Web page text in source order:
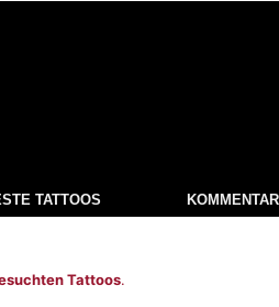
TATTOOS
Tattoos.